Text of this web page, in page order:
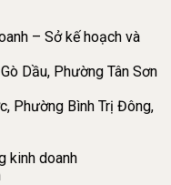
– Sở kế hoạch và
Dầu, Phường Tân Sơn
Phường Bình Trị Đông,
kinh doanh